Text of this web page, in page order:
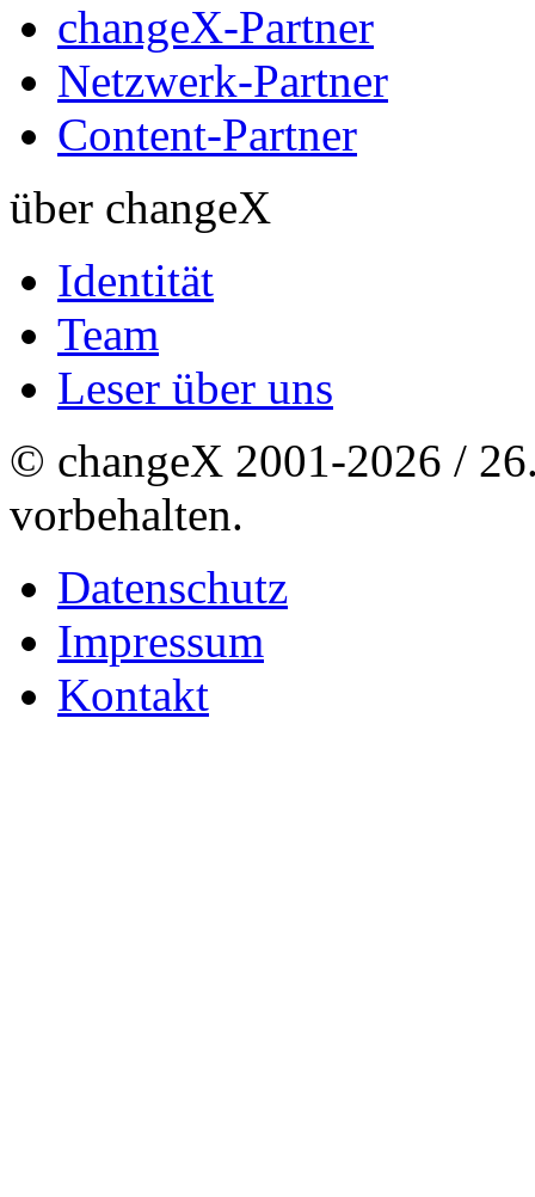
changeX-Partner
Netzwerk-Partner
Content-Partner
über changeX
Identität
Team
Leser über uns
© changeX 2001-2026 /
vorbehalten.
Datenschutz
Impressum
Kontakt